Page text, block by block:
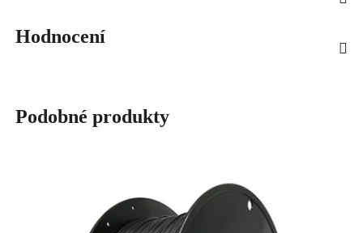
Hodnocení
Podobné produkty